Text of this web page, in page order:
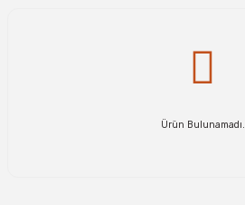
Ürün Bulunamadı.